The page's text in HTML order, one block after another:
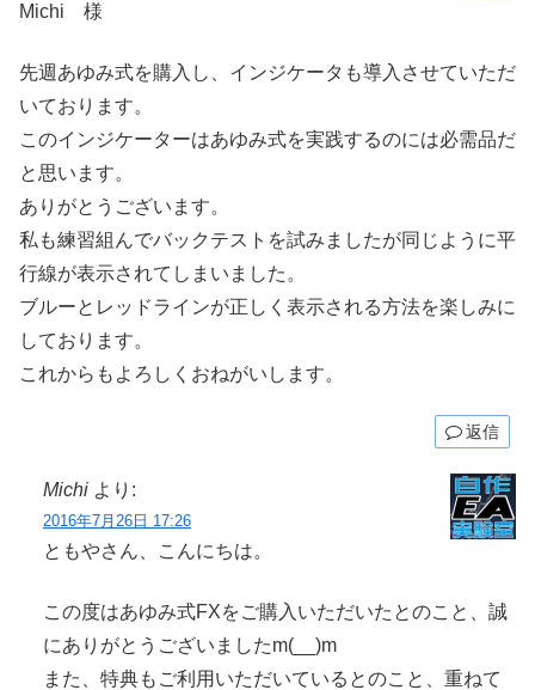
Michi 様
先週あゆみ式を購入し、インジケータも導入させていただ
いております。
このインジケーターはあゆみ式を実践するのには必需品だ
と思います。
ありがとうございます。
私も練習組んでバックテストを試みましたが同じように平
行線が表示されてしまいました。
ブルーとレッドラインが正しく表示される方法を楽しみに
しております。
これからもよろしくおねがいします。
返信
Michi より:
2016年7月26日 17:26
ともやさん、こんにちは。
この度はあゆみ式FXをご購入いただいたとのこと、誠
にありがとうございましたm(__)m
また、特典もご利用いただいているとのこと、重ねて